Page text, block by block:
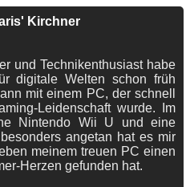
Kirchner
und Technikenthusiast habe
digitale Welten schon früh
mit einem PC, der schnell
Leidenschaft wurde. Im
Nintendo Wii U und eine
angetan hat es mir
meinem treuen PC einen
Herzen gefunden hat.